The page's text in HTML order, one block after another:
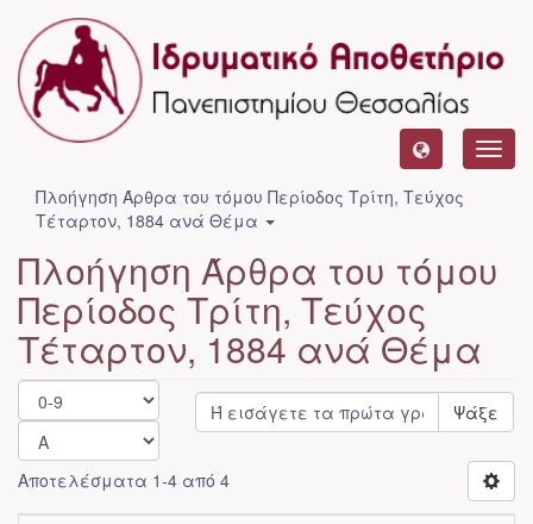
Πλοήγηση Άρθρα του τόμου Περίοδος Τρίτη, Τεύχος
Τέταρτον, 1884 ανά Θέμα
Πλοήγηση Άρθρα του τόμου
Περίοδος Τρίτη, Τεύχος
Τέταρτον, 1884 ανά Θέμα
Ψάξε
Αποτελέσματα 1-4 από 4